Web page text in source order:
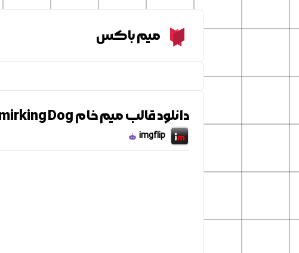
Meme Boxمیم باکس
دانلود قالب میم خام Smirking Dog
imgflip